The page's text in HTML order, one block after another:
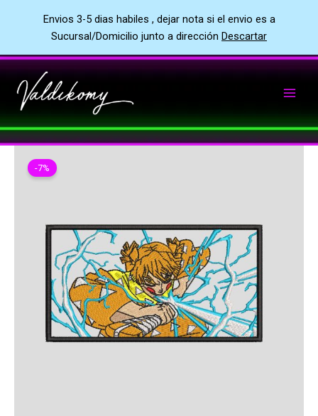
Envios 3-5 dias habiles , dejar nota si el envio es a
Sucursal/Domicilio junto a dirección Descartar
al
contenido
-7%